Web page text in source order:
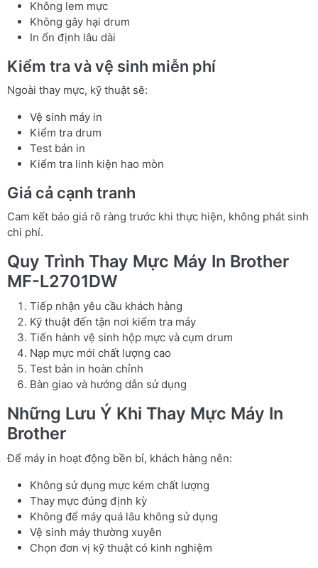
Không lem mực
Không gây hại drum
In ổn định lâu dài
Kiểm tra và vệ sinh miễn phí
Ngoài thay mực, kỹ thuật sẽ:
Vệ sinh máy in
Kiểm tra drum
Test bản in
Kiểm tra linh kiện hao mòn
Giá cả cạnh tranh
Cam kết báo giá rõ ràng trước khi thực hiện, không phát sinh
chi phí.
Quy Trình Thay Mực Máy In Brother
MF-L2701DW
Tiếp nhận yêu cầu khách hàng
Kỹ thuật đến tận nơi kiểm tra máy
Tiến hành vệ sinh hộp mực và cụm drum
Nạp mực mới chất lượng cao
Test bản in hoàn chỉnh
Bàn giao và hướng dẫn sử dụng
Những Lưu Ý Khi Thay Mực Máy In
Brother
Để máy in hoạt động bền bỉ, khách hàng nên:
Không sử dụng mực kém chất lượng
Thay mực đúng định kỳ
Không để máy quá lâu không sử dụng
Vệ sinh máy thường xuyên
Chọn đơn vị kỹ thuật có kinh nghiệm